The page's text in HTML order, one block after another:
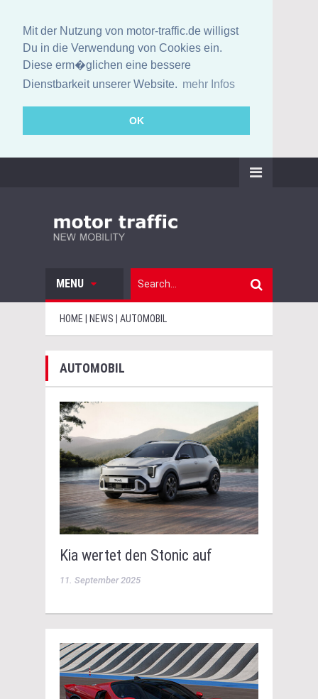
Mit der Nutzung von motor-traffic.de willigst
Du in die Verwendung von Cookies ein.
Diese erm�glichen eine bessere
Dienstbarkeit unserer Website. mehr Infos
OK
MENU
HOME | NEWS | AUTOMOBIL
AUTOMOBIL
Kia wertet den Stonic auf
11. September 2025